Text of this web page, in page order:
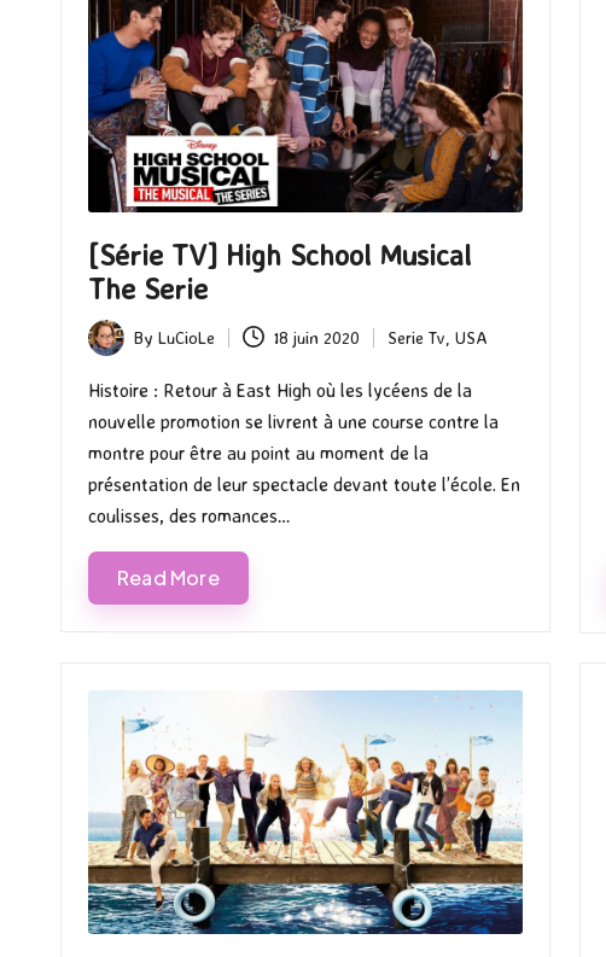
[Série TV] High School Musical
The Serie
Posted
by
By LuCioLe 18 juin 2020
Posted
in
Serie Tv,USA
Histoire : Retour à East High où les lycéens de la
nouvelle promotion se livrent à une course contre la
montre pour être au point au moment de la
présentation de leur spectacle devant toute l’école. En
coulisses, des romances…
Read More